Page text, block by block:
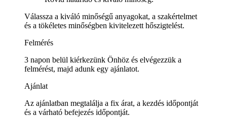
Válassza a kiváló minőségű anyagokat, a szakértelmet
és a tökéletes minőségben kivitelezett hőszigtelést.
Felmérés
3 napon belül kiérkezünk Önhöz és elvégezzük a
felmérést, majd adunk egy ajánlatot.
Ajánlat
Az ajánlatban megtalálja a fix árat, a kezdés időpontját
és a várható befejezés időpontját.